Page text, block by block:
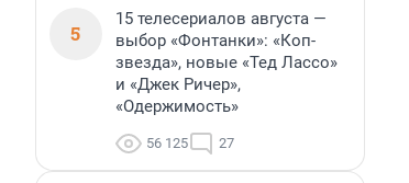
5
15 телесериалов августа —
выбор «Фонтанки»: «Коп-
звезда», новые «Тед Лассо»
и «Джек Ричер»,
«Одержимость»
56 125 27